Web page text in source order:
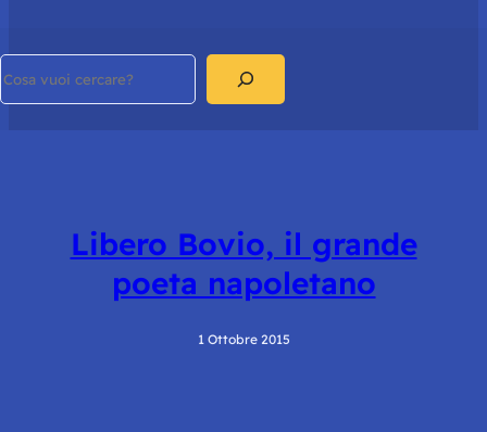
Libero Bovio, il grande
poeta napoletano
1 Ottobre 2015